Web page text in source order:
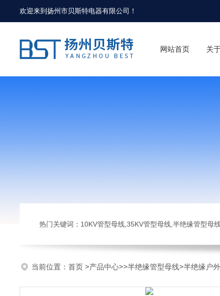
欢迎来到扬州市贝斯特电器有限公司 ！
网站首页 关
热门关键词：10KV管型母线,35KV管型母线,半绝缘管型母
当前位置： 首页 >产品中心>>半绝缘管型母线>半绝缘户